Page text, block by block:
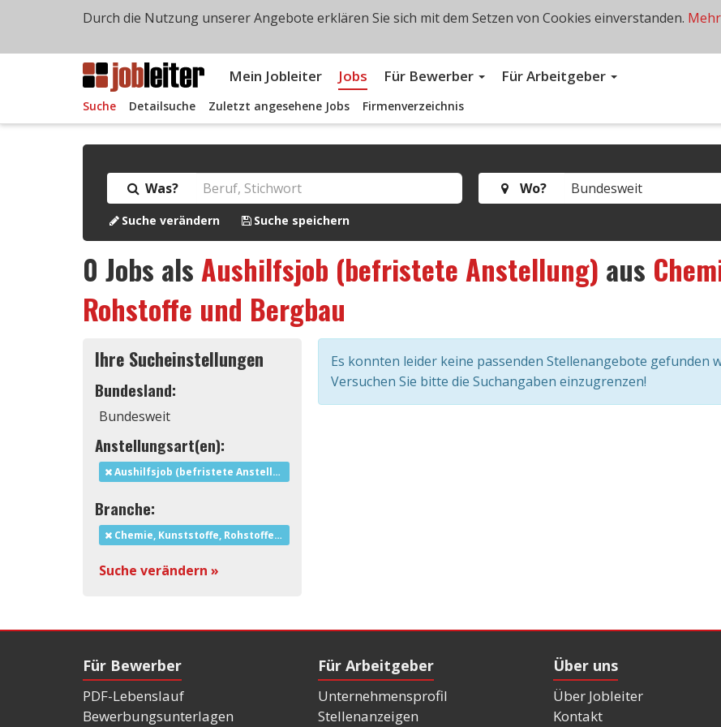
Mein Jobleiter Jobs Für Bewerber Für Arbeitgeber
Suche Detailsuche Zuletzt angesehene Jobs Firmenverzeichnis
Was? Wo?
Suche verändern Suche speichern
0 Jobs als Aushilfsjob (befristete Anstellung) aus
Rohstoffe und Bergbau
Ihre Sucheinstellungen
Bundesland:
Bundesweit
Anstellungsart(en):
Aushilfsjob (befristete Anstellung)
Branche:
Chemie, Kunststoffe, Rohstoffe und Bergbau
Suche verändern »
Es konnten leider keine passenden Stellenangebote gefunden
Versuchen Sie bitte die Suchangaben einzugrenzen!
Für Bewerber
PDF-Lebenslauf
Bewerbungsunterlagen
Für Arbeitgeber
Unternehmensprofil
Stellenanzeigen
Über uns
Über Jobleiter
Kontakt
Durch die Nutzung unserer Angebote erklären Sie sich mit dem Setzen von Cookies einverstanden.